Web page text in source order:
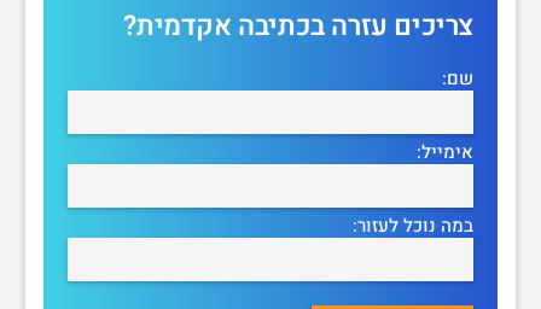
צריכים עזרה בכתיבה אקדמית?
שם:
אימייל:
במה נוכל לעזור: